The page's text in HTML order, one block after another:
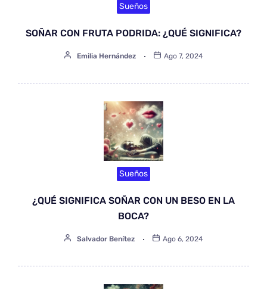
Sueños
SOÑAR CON FRUTA PODRIDA: ¿QUÉ SIGNIFICA?
Emilia Hernández Ago 7, 2024
Sueños
¿QUÉ SIGNIFICA SOÑAR CON UN BESO EN LA
BOCA?
Salvador Benítez Ago 6, 2024